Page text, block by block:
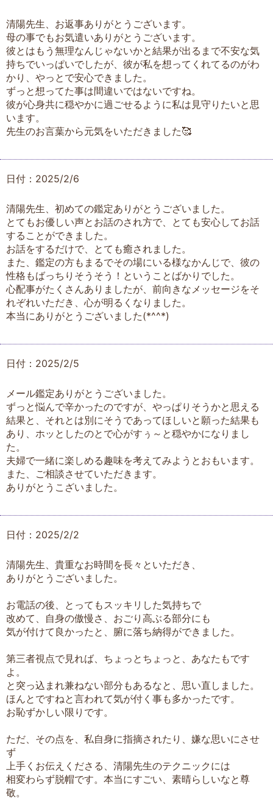
清陽先生、お返事ありがとうございます。
母の事でもお気遣いありがとうございます。
彼とはもう無理なんじゃないかと結果が出るまで不安な気
持ちでいっぱいでしたが、彼が私を想ってくれてるのがわ
かり、やっとで安心できました。
ずっと想ってた事は間違いではないですね。
彼が心身共に穏やかに過ごせるように私は見守りたいと思
います。
先生のお言葉から元気をいただきました🥰
日付：2025/2/6
清陽先生、初めての鑑定ありがとうございました。
とてもお優しい声とお話のされ方で、とても安心してお話
することができました。
お話をするだけで、とても癒されました。
また、鑑定の方もまるでその場にいる様なかんじで、彼の
性格もばっちりそうそう！ということばかりでした。
心配事がたくさんありましたが、前向きなメッセージをそ
れぞれいただき、心が明るくなりました。
本当にありがとうございました(*^^*)
日付：2025/2/5
メール鑑定ありがとうございました。
ずっと悩んで辛かったのですが、やっぱりそうかと思える
結果と、それとは別にそうであってほしいと願った結果も
あり、ホッとしたのとで心がすぅ～と穏やかになりまし
た。
夫婦で一緒に楽しめる趣味を考えてみようとおもいます。
また、ご相談させていただきます。
ありがとうこざいました。
日付：2025/2/2
清陽先生、貴重なお時間を長々といただき、
ありがとうございました。
お電話の後、とってもスッキリした気持ちで
改めて、自身の傲慢さ、おごり高ぶる部分にも
気が付けて良かったと、腑に落ち納得ができました。
第三者視点で見れば、ちょっとちょっと、あなたもです
よ。
と突っ込まれ兼ねない部分もあるなと、思い直しました。
ほんとですねと言われて気が付く事も多かったです。
お恥ずかしい限りです。
ただ、その点を、私自身に指摘されたり、嫌な思いにさせ
ず
上手くお伝えくださる、清陽先生のテクニックには
相変わらず脱帽です。本当にすごい、素晴らしいなと尊
敬。